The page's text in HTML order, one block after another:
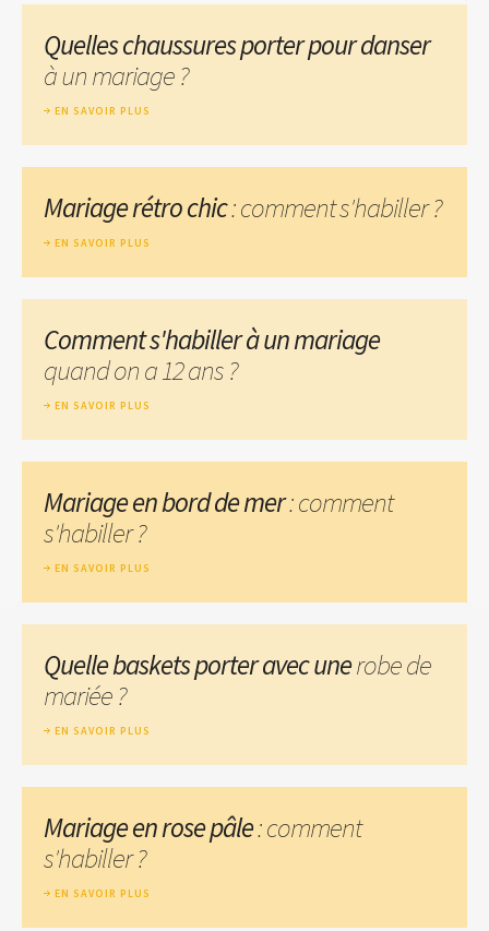
Quelles chaussures porter pour danser
à un mariage ?
EN SAVOIR PLUS
Mariage rétro chic: comment s'habiller ?
EN SAVOIR PLUS
Comment s'habiller à un mariage
quand on a 12 ans ?
EN SAVOIR PLUS
Mariage en bord de mer: comment
s'habiller ?
EN SAVOIR PLUS
Quelle baskets porter avec unerobe de
mariée ?
EN SAVOIR PLUS
Mariage en rose pâle: comment
s'habiller ?
EN SAVOIR PLUS